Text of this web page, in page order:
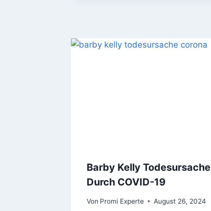
Barby Kelly Todesursache
Durch COVID-19
Von Promi Experte August 26, 2024